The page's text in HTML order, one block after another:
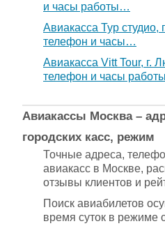
и часы работы…
Авиакасса Тур
телефон и часы…
Авиакасса Vitt Tour, г.
телефон и часы
Авиакассы Москва –
городских касс, режим
Точные адреса,
авиакасс в Москве,
отзывы клиентов и
Поиск авиабилетов
время суток в режиме